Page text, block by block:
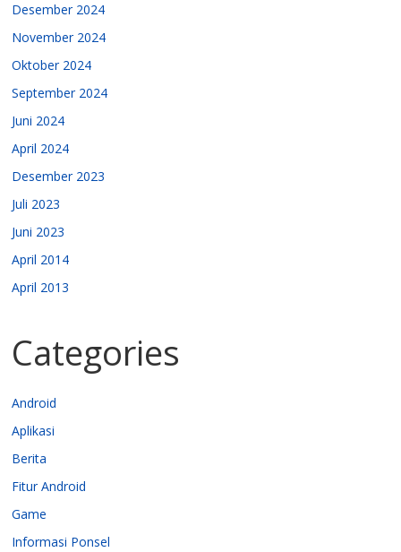
Desember 2024
November 2024
Oktober 2024
September 2024
Juni 2024
April 2024
Desember 2023
Juli 2023
Juni 2023
April 2014
April 2013
Categories
Android
Aplikasi
Berita
Fitur Android
Game
Informasi Ponsel